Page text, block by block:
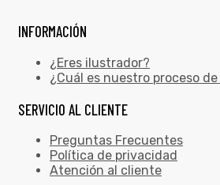
INFORMACIÓN
¿Eres ilustrador?
¿Cuál es nuestro proceso
SERVICIO AL CLIENTE
Preguntas Frecuentes
Política de privacidad
Atención al cliente